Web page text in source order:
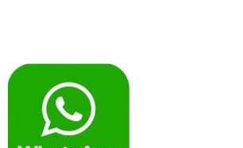
a
1.649,00€